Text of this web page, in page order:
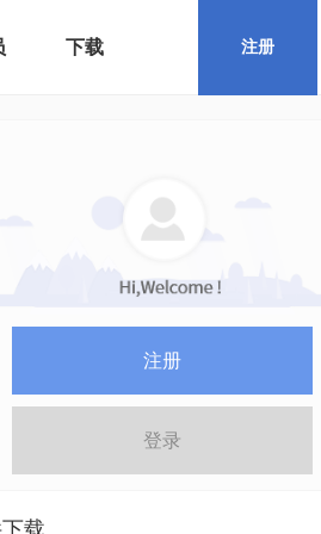
下载 注册
注册
登录
载